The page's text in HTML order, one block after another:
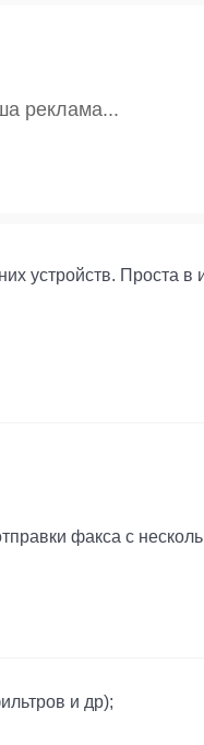
устройств. Проста в
факса с
и др);